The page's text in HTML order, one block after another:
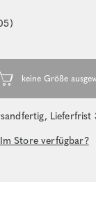
Lieferfrist
Im Store verfügbar?